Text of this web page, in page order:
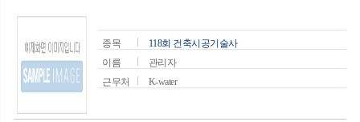
종목
118회 건축시공기술사
이름
관리자
근무처
K-water